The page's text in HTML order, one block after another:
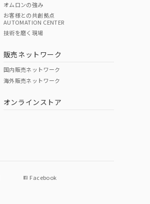
O
オムロンの強み
お客様との共創拠点
AUTOMATION CENTER
技術を磨く現場
販売ネットワーク
国内販売ネットワーク
海外販売ネットワーク
オンラインストア
Facebook